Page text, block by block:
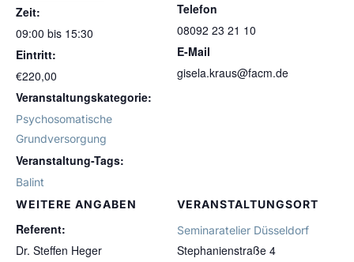
Zeit:
09:00 bis 15:30
Eintritt:
€220,00
Veranstaltungskategorie:
Psychosomatische
Grundversorgung
Veranstaltung-Tags:
Balint
VERANSTALTUNGSORT
Seminaratelier Düsseldorf
Stephanienstraße 4
Telefon
08092 23 21 10
E-Mail
gisela.kraus@facm.de
WEITERE ANGABEN
Referent:
Dr. Steffen Heger